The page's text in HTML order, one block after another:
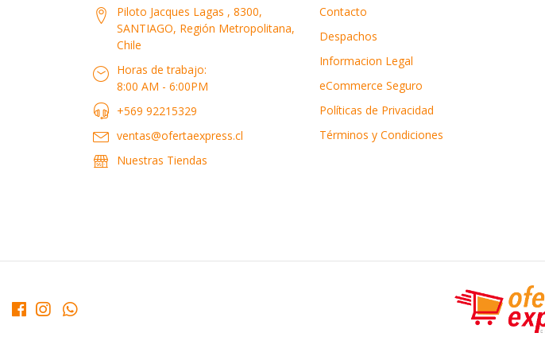
Piloto Jacques Lagas , 8300,
SANTIAGO, Región Metropolitana,
Chile
Horas de trabajo:
8:00 AM - 6:00PM
+569 92215329
ventas@ofertaexpress.cl
Nuestras Tiendas
Contacto
Despachos
Informacion Legal
eCommerce Seguro
Políticas de Privacidad
Términos y Condiciones